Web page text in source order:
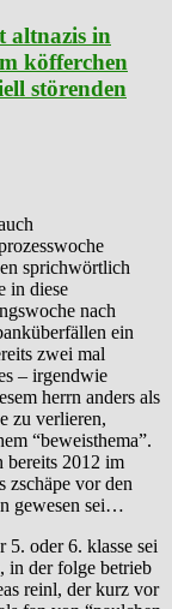
altnazis in
köfferchen
störenden
sprichwörtlich
in diese
nach
ein
zwei mal
– irgendwie
herrn anders als
zu verlieren,
“beweisthema”.
bereits 2012 im
zschäpe vor den
gewesen sei…
5. oder 6. klasse sei
in der folge betrieb
reinl, der kurz vor